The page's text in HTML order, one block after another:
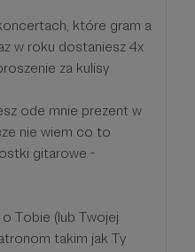
które gram a
w roku dostaniesz 4x
za kulisy
ode mnie prezent w
nie wiem co to
gitarowe -
Tobie (lub Twojej
takim jak Ty